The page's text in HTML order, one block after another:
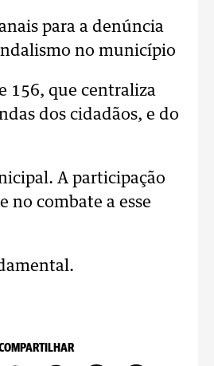
para a denúncia
no município
156, que centraliza
dos cidadãos, e do
A participação
no combate a esse